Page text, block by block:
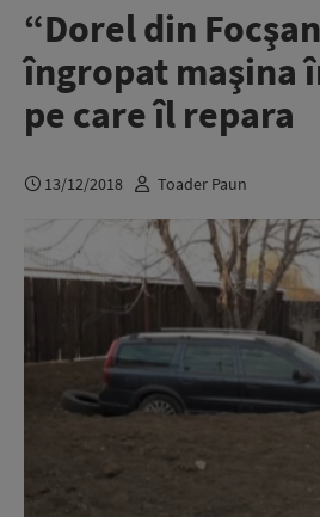
“Dorel din
îngropat maşina
pe care îl repara
13/12/2018 Toader Paun